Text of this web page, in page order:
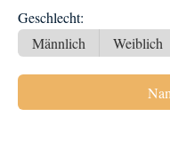
Geschlecht:
Männlich
Weiblich